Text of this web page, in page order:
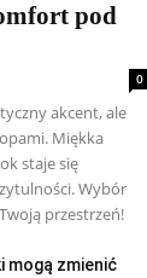
pod
0
akcent, ale
Miękka
staje się
Wybór
przestrzeń!
mogą zmienić